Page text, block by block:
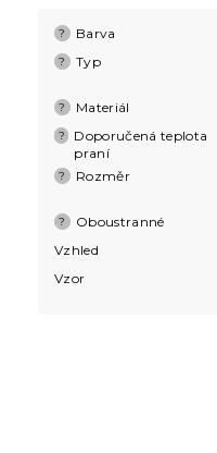
? Barva
? Typ
? Materiál
?
Doporučená teplota
praní
? Rozměr
? Oboustranné
Vzhled
Vzor